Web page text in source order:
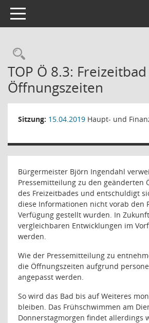
Toggle navigation
Rechercheauswahl
TOP Ö 8.3:
Öffnungszeiten
Sitzung: 15.04.2019 Haupt- und
Bürgermeister Björn Ingendahl
Pressemitteilung zu den geänderten
des Freizeitbades und entschuldigt
diese Informationen nicht vorab den
Verfügung gestellt wurden. In
vergleichbaren Entwicklungen im
werden.
Wie der Pressemitteilung zu
die Öffnungszeiten aufgrund
angepasst werden.
So wird das Bad bis auf Weiteres
bleiben. Das Frühschwimmen am
Donnerstagmorgen findet allerdings